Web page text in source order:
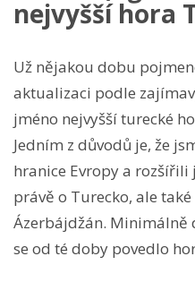
nejvyšší hora
Už nějakou dobu
aktualizaci podle
jméno nejvyšší turecké
Jedním z důvodů je, že
hranice Evropy a
právě o Turecko, ale
Ázerbájdžán.
se od té doby povedlo